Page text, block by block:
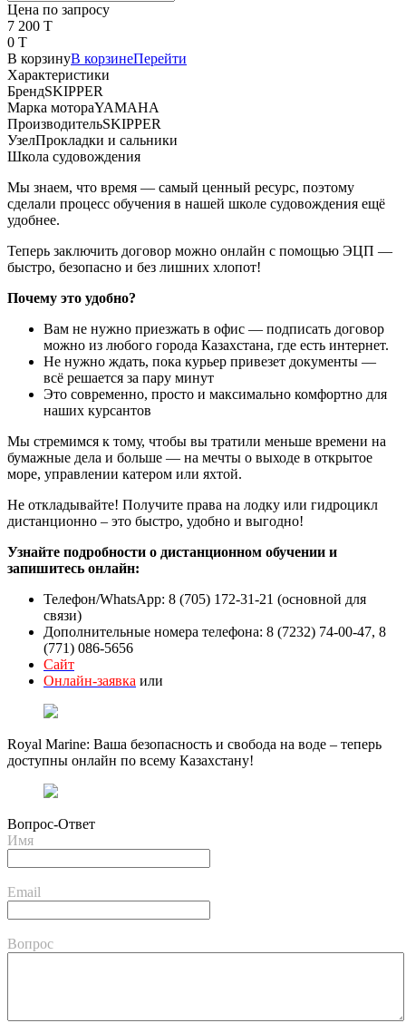
Цена по запросу
7 200 T
0 T
В корзинуВ корзинеПерейти
Характеристики
БрендSKIPPER
Марка мотораYAMAHA
ПроизводительSKIPPER
УзелПрокладки и сальники
Школа судовождения
Мы знаем, что время — самый ценный ресурс, поэтому
сделали процесс обучения в нашей школе судовождения ещё
удобнее.
Теперь заключить договор можно онлайн с помощью ЭЦП —
быстро, безопасно и без лишних хлопот!
Почему это удобно?
Вам не нужно приезжать в офис — подписать договор
можно из любого города Казахстана, где есть интернет.
Не нужно ждать, пока курьер привезет документы —
всё решается за пару минут
Это современно, просто и максимально комфортно для
наших курсантов
Мы стремимся к тому, чтобы вы тратили меньше времени на
бумажные дела и больше — на мечты о выходе в открытое
море, управлении катером или яхтой.
Не откладывайте! Получите права на лодку или гидроцикл
дистанционно – это быстро, удобно и выгодно!
Узнайте подробности о дистанционном обучении и
запишитесь онлайн:
Телефон/WhatsApp: 8 (705) 172-31-21 (основной для
связи)
Дополнительные номера телефона: 8 (7232) 74-00-47, 8
(771) 086-5656
Сайт
Онлайн-заявка или
Royal Marine: Ваша безопасность и свобода на воде – теперь
доступны онлайн по всему Казахстану!
Вопрос-Ответ
Имя
Email
Вопрос